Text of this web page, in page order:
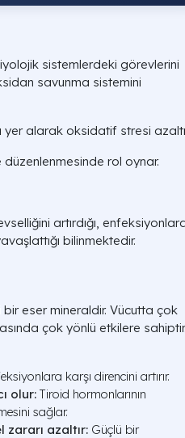
sistemlerdeki görevlerini
savunma sistemini
yer alarak oksidatif stresi
düzenlenmesinde rol oynar.
artırdığı,
bilinmektedir.
bir eser mineraldir. Vücutta çok
çok yönlü etkilere
karşı direncini artırır.
olur: Tiroid hormonlarının
sağlar.
azaltır: Güçlü bir